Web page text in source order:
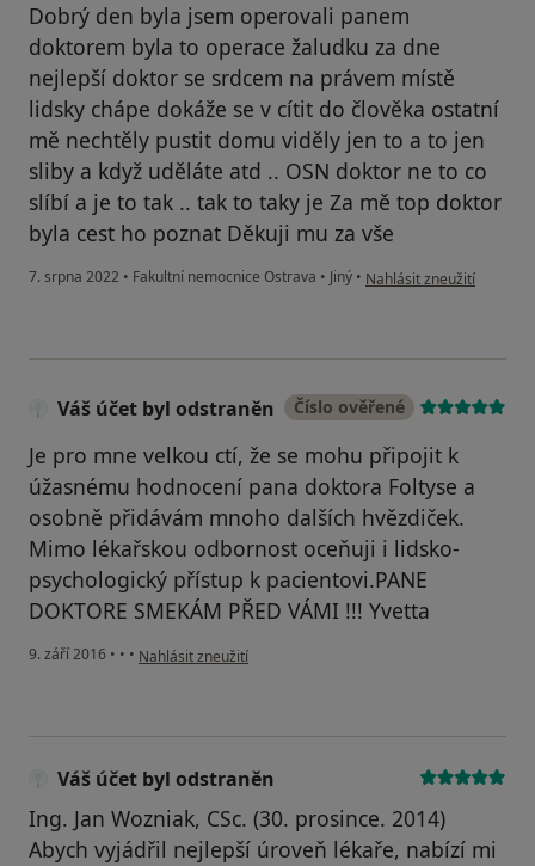
Dobrý den byla jsem operovali panem
doktorem byla to operace žaludku za dne
nejlepší doktor se srdcem na právem místě
lidsky chápe dokáže se v cítit do člověka ostatní
mě nechtěly pustit domu viděly jen to a to jen
sliby a když uděláte atd .. OSN doktor ne to co
slíbí a je to tak .. tak to taky je Za mě top doktor
byla cest ho poznat Děkuji mu za vše
7. srpna 2022 • Fakultní nemocnice Ostrava • Jiný • podle názoru uživatele
Nahlásit zneužití
Váš účet byl odstraněn Číslo ověřené
Je pro mne velkou ctí, že se mohu připojit k
úžasnému hodnocení pana doktora Foltyse a
osobně přidávám mnoho dalších hvězdiček.
Mimo lékařskou odbornost oceňuji i lidsko-
psychologický přístup k pacientovi.PANE
DOKTORE SMEKÁM PŘED VÁMI !!! Yvetta
9. září 2016 • • • podle názoru uživatele Váš účet byl odstraněn
Nahlásit zneužití
Váš účet byl odstraněn
Ing. Jan Wozniak, CSc. (30. prosince. 2014)
Abych vyjádřil nejlepší úroveň lékaře, nabízí mi